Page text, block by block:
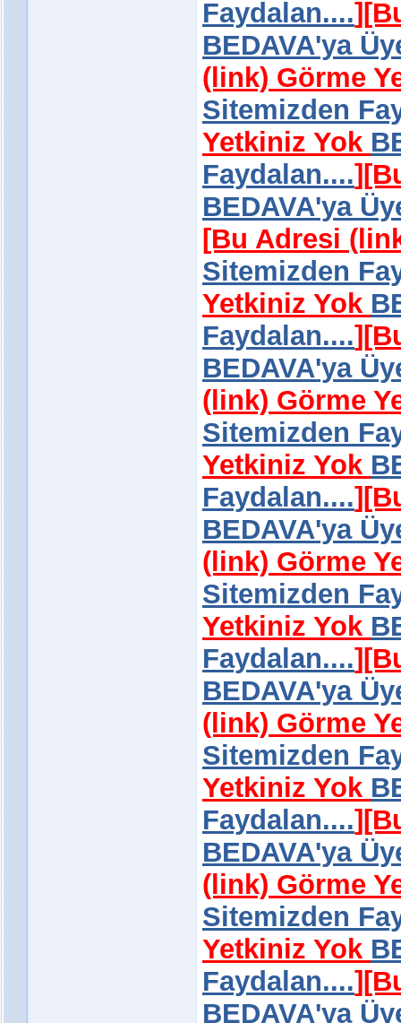
Faydalan....]
BEDAVA'ya
(link) Görme
Sitemizden
Yetkiniz Yok
Faydalan....]
BEDAVA'ya
[Bu Adresi
Sitemizden
Yetkiniz Yok
Faydalan....]
BEDAVA'ya
(link) Görme
Sitemizden
Yetkiniz Yok
Faydalan....]
BEDAVA'ya
(link) Görme
Sitemizden
Yetkiniz Yok
Faydalan....]
BEDAVA'ya
(link) Görme
Sitemizden
Yetkiniz Yok
Faydalan....]
BEDAVA'ya
(link) Görme
Sitemizden
Yetkiniz Yok
Faydalan....]
BEDAVA'ya